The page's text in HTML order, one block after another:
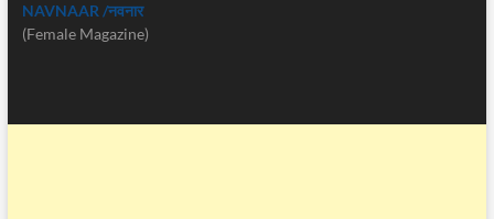
NAVNAAR /नवनार
(Female Magazine)